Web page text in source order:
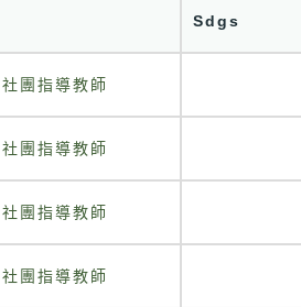
Sdgs
團指導教師
團指導教師
團指導教師
團指導教師